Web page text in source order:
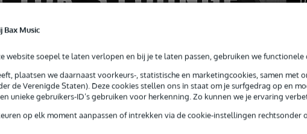
Bax Music
website soepel te laten verlopen en bij je te laten passen, gebruiken we functionele
plaatsen we daarnaast voorkeurs-, statistische en marketingcookies, samen met
de Verenigde Staten). Deze cookies stellen ons in staat om je surfgedrag op en
unieke gebruikers-ID’s gebruiken voor herkenning. Zo kunnen we je ervaring
op elk moment aanpassen of intrekken via de cookie-instellingen rechtsonder
Light snarenset voor bas